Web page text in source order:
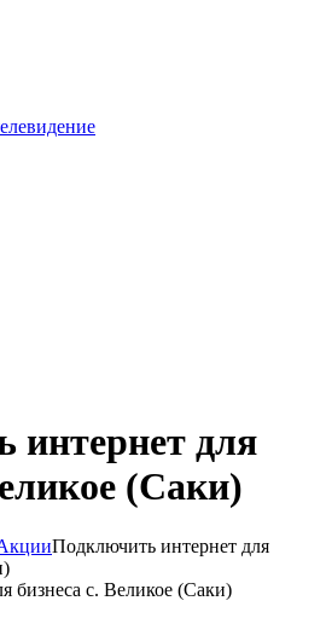
интернет для
(Саки)
Подключить интернет для
бизнеса с. Великое (Саки)